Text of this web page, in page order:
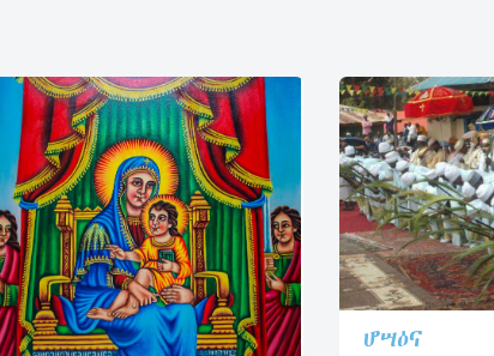
ሆሣዕና